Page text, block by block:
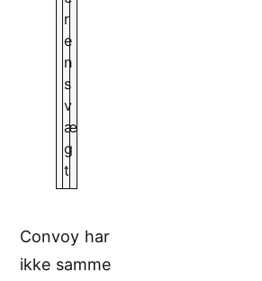
r
e
n
s
v
æ
g
t
Convoy har
ikke samme